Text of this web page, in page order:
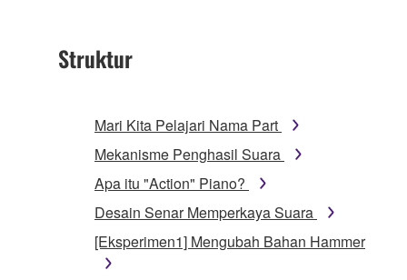
Struktur
Mari Kita Pelajari Nama Part
Mekanisme Penghasil Suara
Apa itu "Action" Piano?
Desain Senar Memperkaya Suara
[Eksperimen1] Mengubah Bahan Hammer